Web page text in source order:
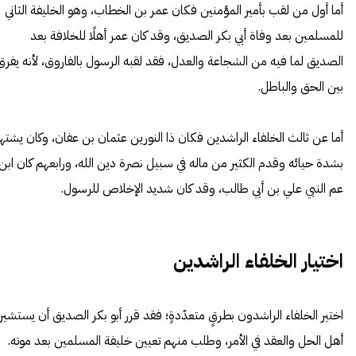
أما أول من لقب بأمير المؤمنين فكان عمر بن الخطاب، وهو الخليفة الثاني
للمسلمين بعد وفاة أبي بكر الصديق، وقد كان عمر أهلًا للخلافة بعد
الصديق لما فيه من الشجاعة والعدل، فقد لقبه الرسول بالفاروق، لأنه
بين الحق والباطل.
أما عن ثالث الخلفاء الراشدين فكان ذا النورين عثمان بن عفان، وكان
بشدة حيائه وقدم الكثير من ماله في سبيل نصرة دين الله، ورابعهم كان
عم النبي علي بن أبي طالب، وقد كان شديد الإخلاص للرسول.
اختيار الخلفاء الراشدين
اختير الخلفاء الراشدون بطرقٍ متعدّدةٍ؛ فقد قرر أبو بكر الصديق أن يستشير
أهل الحل والعقد في الأمر، وطلب منهم تعيين خليفة المسلمين بعد موته.